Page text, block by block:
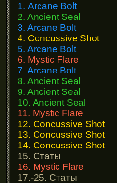
1. Arcane Bolt
2. Ancient Seal
3. Arcane Bolt
4. Concussive Shot
5. Arcane Bolt
6. Mystic Flare
7. Arcane Bolt
8. Ancient Seal
9. Ancient Seal
10. Ancient Seal
11. Mystic Flare
12. Concussive Shot
13. Concussive Shot
14. Concussive Shot
15. Статы
16. Mystic Flare
17.-25. Статы